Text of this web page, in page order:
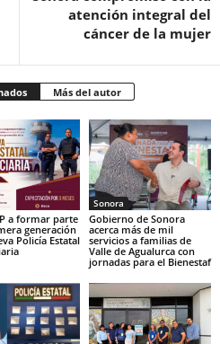
atención integral del
cáncer de la mujer
Más del autor
a formar parte
generación
Policía Estatal
Sonora
Gobierno de Sonora
acerca más de mil
servicios a familias de
Valle de Agualurca con
jornadas para el Bienestaf